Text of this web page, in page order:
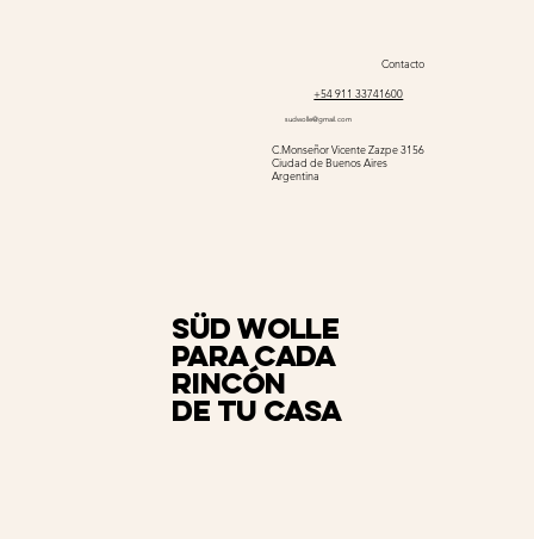
Süd Wolle
para cada
rincón
de tu casa
Contacto
+54 911 33741600
sudwolle@gmail.com
C.Monseñor Vicente Zazpe 3156
Ciudad de Buenos Aires
Argentina